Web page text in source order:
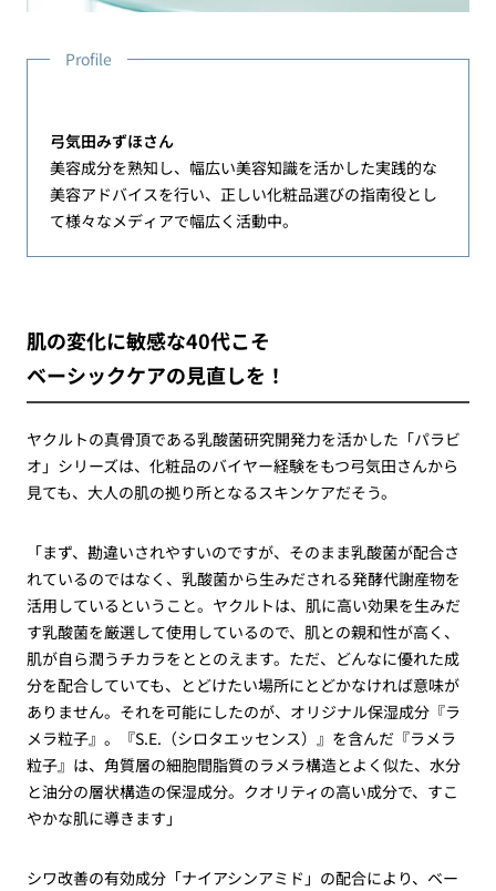
Profile
弓気田みずほさん
美容成分を熟知し、幅広い美容知識を活かした実践的な
美容アドバイスを行い、正しい化粧品選びの指南役とし
て様々なメディアで幅広く活動中。
肌の変化に敏感な40代こそ
ベーシックケアの見直しを！
ヤクルトの真骨頂である乳酸菌研究開発力を活かした「パラビ
オ」シリーズは、化粧品のバイヤー経験をもつ弓気田さんから
見ても、大人の肌の拠り所となるスキンケアだそう。
「まず、勘違いされやすいのですが、そのまま乳酸菌が配合さ
れているのではなく、乳酸菌から生みだされる発酵代謝産物を
活用しているということ。ヤクルトは、肌に高い効果を生みだ
す乳酸菌を厳選して使用しているので、肌との親和性が高く、
肌が自ら潤うチカラをととのえます。ただ、どんなに優れた成
分を配合していても、とどけたい場所にとどかなければ意味が
ありません。それを可能にしたのが、オリジナル保湿成分『ラ
メラ粒子』。『S.E.（シロタエッセンス）』を含んだ『ラメラ
粒子』は、角質層の細胞間脂質のラメラ構造とよく似た、水分
と油分の層状構造の保湿成分。クオリティの高い成分で、すこ
やかな肌に導きます」
シワ改善の有効成分「ナイアシンアミド」の配合により、ベー